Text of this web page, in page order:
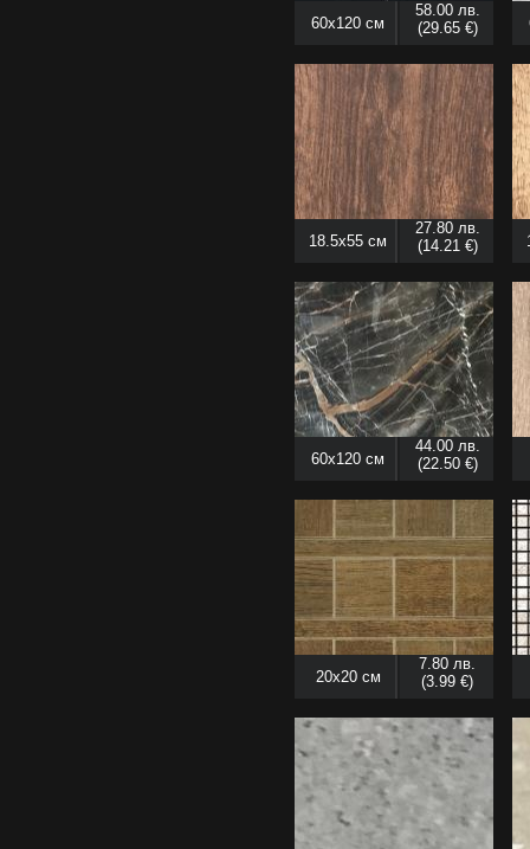
60x120 см
58.00 лв.
(29.65 €)
18.5x55 см
27.80 лв.
(14.21 €)
60x120 см
44.00 лв.
(22.50 €)
20x20 см
7.80 лв.
(3.99 €)